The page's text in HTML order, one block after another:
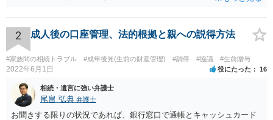
をしていただければそこから先は進むのではないかと存じます。 ま
た、Aさんの意向を酌みすぎるあまりに後見申立ができない状況にして
いる施設の問題もありますので、当該地域の地域包括支援センターに
ご相談されるのもひとつの方法です。
2 成人後の口座管理、法的根拠と親への説得方法
#家族間の相続トラブル #成年後見(生前の財産管理) #調停 #協議 #生前贈与
2022年6月1日 役にたった 16
相続・遺言に強い弁護士
尾畠 弘典 弁護士
お聞きする限りの状況であれば、銀行窓口で通帳とキャッシュカード